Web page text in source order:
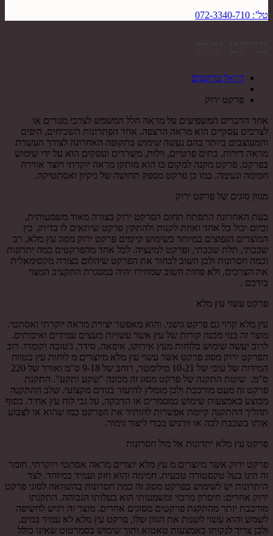
טל’: 072-3340-710
רויאל פרקטים
פרקט ירוק
אחד הדברים המשפיעים על מראה חלל המשמש לצרכי מגורים או
לצרכים עסקיים הוא מראה הרצפה. אחד הפתרונות השכיחים, היפים
והמעוצבים ביותר בהם נעשה שימוש בתקופה האחרונה לצורך העשרת
מראה דירות, בתים פרטיים, וילות, משרדים ועסקים הוא על ידי שימוש
בפרקט. פרקט מקנה למקום בו הוא מותקן מראה יוקרתי ויוצר אווירה
חמימה ונעימה. כמו כן פרקט מספק תחושה של ניקיון ואסתטיקה.
מגוון סוגים של פרקט ירוק
בעת האחרונה התפתח תחום הפרקט ירוק בצורה מאוד משמעותית,
וכיום יכול כל אחד ואחת לקנות ולהתקין פרקט שיתאים לו בדיוק. בין
המוצרים הנפוצים במיוחד בשימוש קיימים פרקט ירוק מסוג עץ מלא, רב
שכבתי, תלת שכבתי, ופרקט למינציה. לכל אחד מהפרקטים כמה יתרונות
וכמה חסרונות ולכן חשוב לבחור את הפרקט שיהלום בצורה מקסימאלית
את הצרכים, ולא פחות חשוב שמחירו יהיה במסגרת התקציב המצוי
בידכם .
פרקט עשוי עץ מלא
עץ מלא קרוי גם פרקט גושני, והוא מאפשר יצירת מראה יוקרתי ואסתטי.
מוצר זה בנוי מכנה קורות של עץ אשר עשויות מעצים עמידים ואיכותים.
לרוב יעשה שימוש בלוחות מעץ אירוקו, איפאה, סידר, ג'טובה וקומרו. רוב
הפרקט ירוק מסוג פרקט אשר עשוי עץ מלא מיוצרים מ לוחות עץ בטווח
המידות של עובי של 10-21 מילימטר, רוחב של 9-18 ס"מ ואורך של 220
ס"מ. שיטת התקנה של פרקט מסוג זה מכונה "שקע ותקע". התקנת
פרקט זה מעט מורכבת ולכן מומלץ להיעזר בגורם מקצועי. שלב ההתקנה
מבוצע באמצעות שימוש במסמרים או הדבקה, על גבי לוח עץ אחיד. בסוף
תהליך ההתקנה קיימת אפשרות להותיר את הפרקט כמו שהוא או לצבוע
אותו בשכבת לכה או וורניש בכדי ליצור גימור.
פרקט עץ מלא יתרונות אל מול חסרונות
פרקט ירוק אשר מיוצרים מ עץ מלא יוצרים מראה אסתטי ויוקרתי. חומר
זה הינו בעל טקסטורה טבעית, חמימה והוא חזק ועמיד במיוחד. לצד
היתרונות יש לשימוש בפרקט מסוג זה כמה חסרונות בהשוואה לסוגי פרקט
ירוק אחרים: חיסרון מרכזי ומשמעותי הוא בעלותו הגבוהה. התקנתו
מורכבת יותר מהתקנת פרקטים מסוגים אחרים. מוצר זה רגיש לחשיפה
לשמש והוא עשוי לשנות את הגוון שלו, פרקט עץ מלא לא עמיד במים,
ולכן צריך לנקותו באמצעות טאטוא ותוך שימוש בסמרטוט שאינו כולל